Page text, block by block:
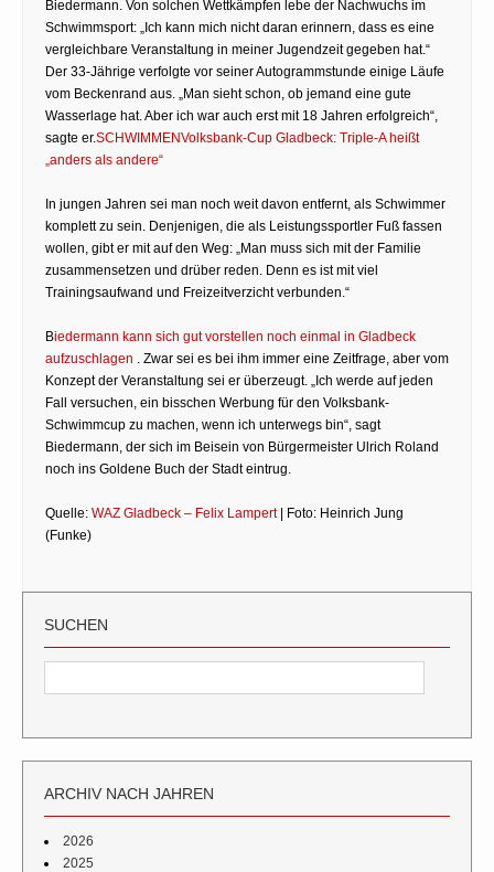
Biedermann. Von solchen Wettkämpfen lebe der Nachwuchs im
Schwimmsport: „Ich kann mich nicht daran erinnern, dass es eine
vergleichbare Veranstaltung in meiner Jugendzeit gegeben hat.“
Der 33-Jährige verfolgte vor seiner Autogrammstunde einige Läufe
vom Beckenrand aus. „Man sieht schon, ob jemand eine gute
Wasserlage hat. Aber ich war auch erst mit 18 Jahren erfolgreich“,
sagte er.SCHWIMMENVolksbank-Cup Gladbeck: Triple-A heißt
„anders als andere“
In jungen Jahren sei man noch weit davon entfernt, als Schwimmer
komplett zu sein. Denjenigen, die als Leistungssportler Fuß fassen
wollen, gibt er mit auf den Weg: „Man muss sich mit der Familie
zusammensetzen und drüber reden. Denn es ist mit viel
Trainingsaufwand und Freizeitverzicht verbunden.“
Biedermann kann sich gut vorstellen noch einmal in Gladbeck
aufzuschlagen . Zwar sei es bei ihm immer eine Zeitfrage, aber vom
Konzept der Veranstaltung sei er überzeugt. „Ich werde auf jeden
Fall versuchen, ein bisschen Werbung für den Volksbank-
Schwimmcup zu machen, wenn ich unterwegs bin“, sagt
Biedermann, der sich im Beisein von Bürgermeister Ulrich Roland
noch ins Goldene Buch der Stadt eintrug.
Quelle: WAZ Gladbeck – Felix Lampert| Foto: Heinrich Jung
(Funke)
SUCHEN
ARCHIV NACH JAHREN
2026
2025